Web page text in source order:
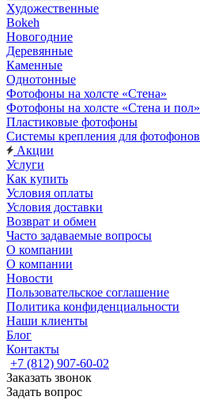
Художественные
Bokeh
Новогодние
Деревянные
Каменные
Однотонные
Фотофоны на холсте «Стена»
Фотофоны на холсте «Стена и пол»
Пластиковые фотофоны
Системы крепления для фотофонов
Акции
Услуги
Как купить
Условия оплаты
Условия доставки
Возврат и обмен
Часто задаваемые вопросы
О компании
О компании
Новости
Пользовательское соглашение
Политика конфиденциальности
Наши клиенты
Блог
Контакты
+7 (812) 907-60-02
Заказать звонок
Задать вопрос